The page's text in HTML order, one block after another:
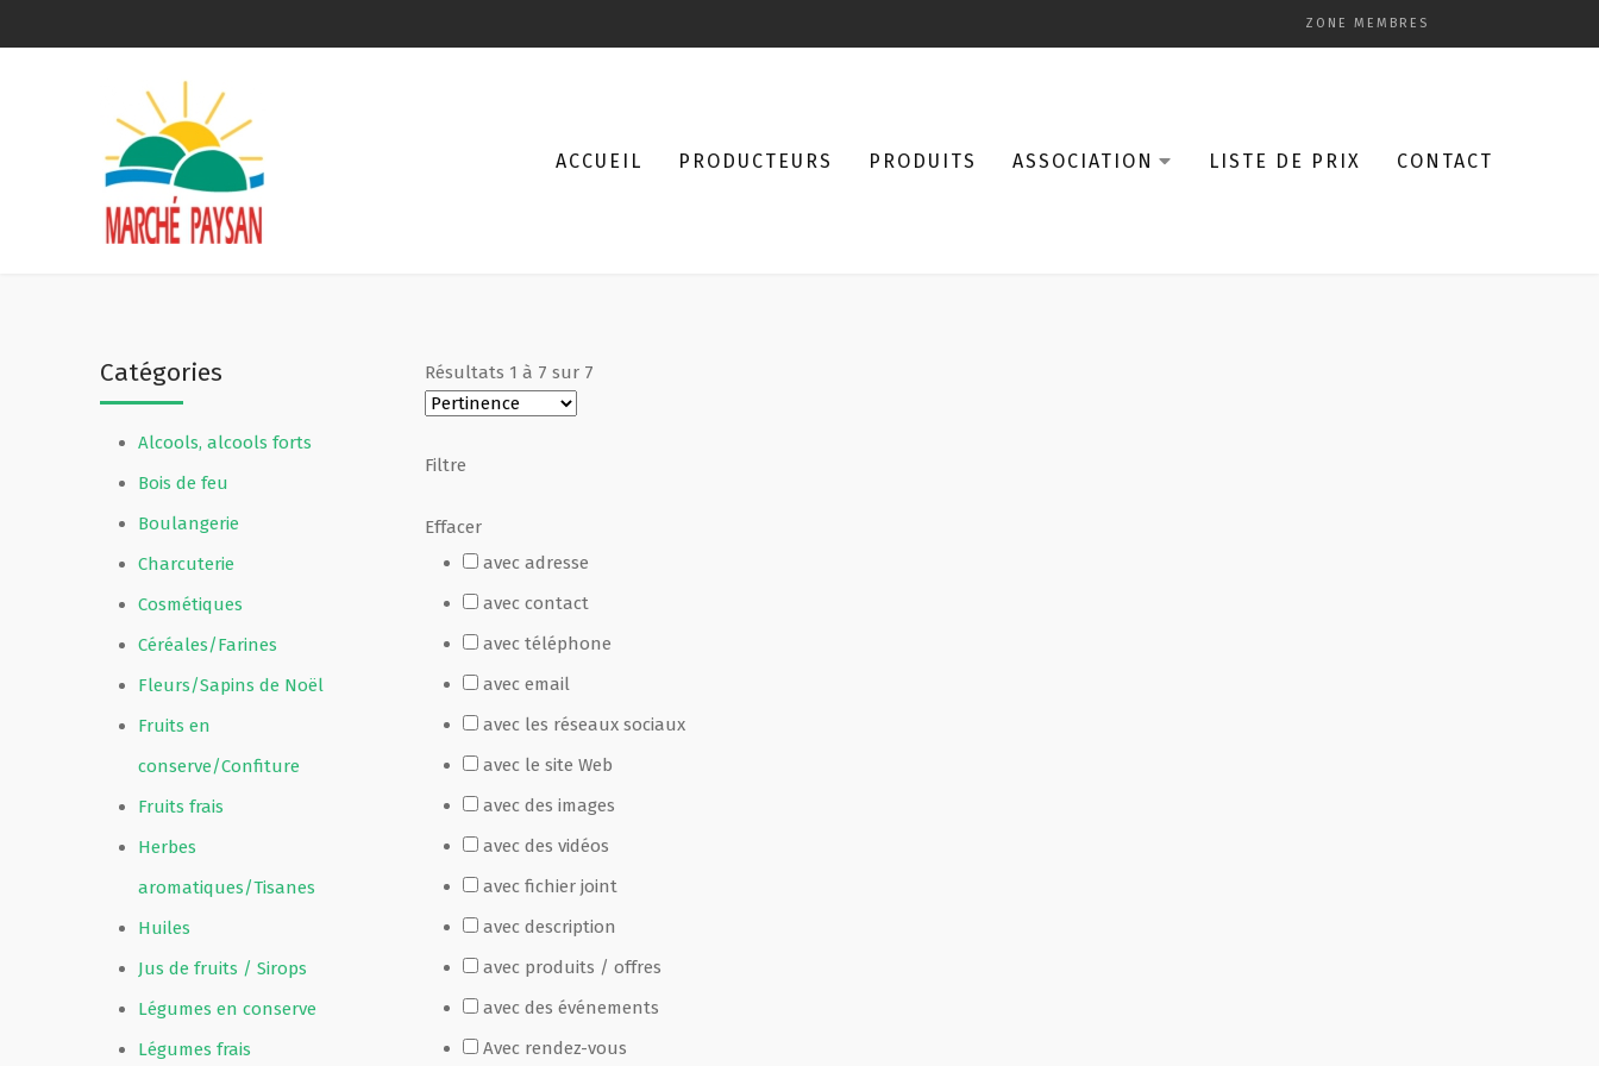
ZONE MEMBRES
ACCUEIL PRODUCTEURS PRODUITS ASSOCIATION LISTE DE PRIX CONTACT
Catégories
Alcools, alcools forts
Bois de feu
Boulangerie
Charcuterie
Cosmétiques
Céréales/Farines
Fleurs/Sapins de Noël
Fruits en
conserve/Confiture
Fruits frais
Herbes
aromatiques/Tisanes
Huiles
Jus de fruits / Sirops
Légumes en conserve
Légumes frais
Résultats 1 à 7 sur 7
Filtre
Effacer
avec adresse
avec contact
avec téléphone
avec email
avec les réseaux sociaux
avec le site Web
avec des images
avec des vidéos
avec fichier joint
avec description
avec produits / offres
avec des événements
Avec rendez-vous
Qui sommes-nous ?
Devenir membre
Revue de presse
Guide de la vente directe
Fête Marché Paysan